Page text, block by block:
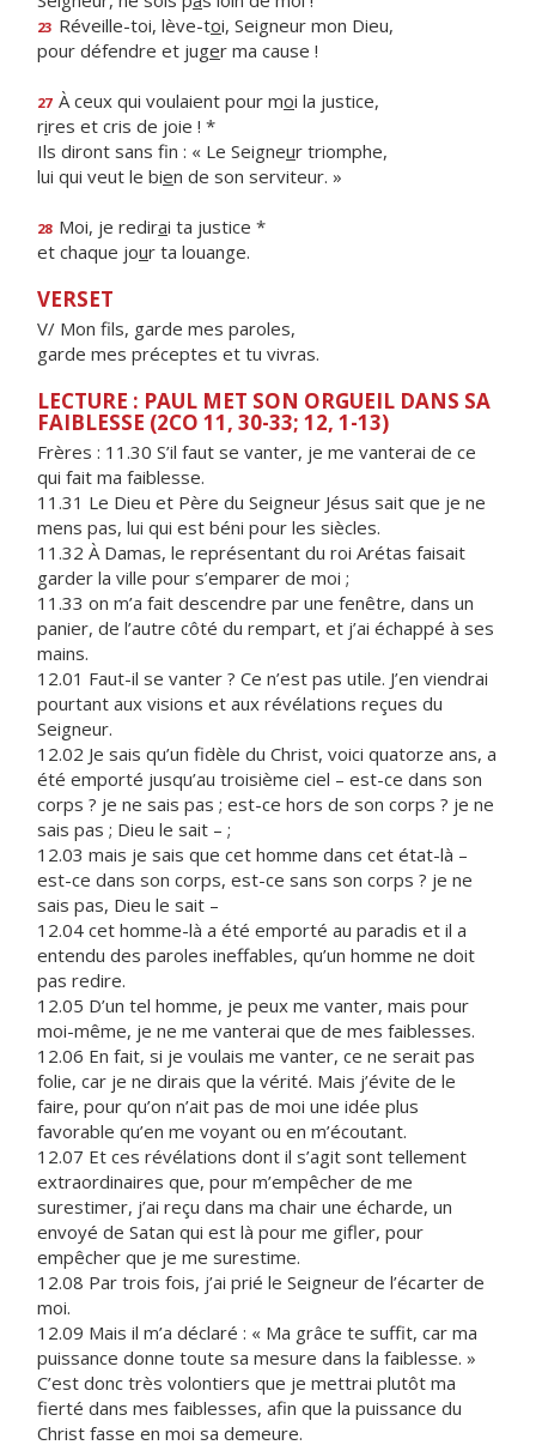
23 Réveille-toi, lève-toi, Seigneur mon Dieu,
pour défendre et juger ma cause !
27 À ceux qui voulaient pour moi la justice,
rires et cris de joie ! *
Ils diront sans fin : « Le Seigneur triomphe,
lui qui veut le bien de son serviteur. »
28 Moi, je redirai ta justice *
et chaque jour ta louange.
VERSET
V/ Mon fils, garde mes paroles,
garde mes préceptes et tu vivras.
LECTURE : PAUL MET SON ORGUEIL DANS SA
FAIBLESSE (2CO 11, 30-33; 12, 1-13)
Frères : 11.30 S’il faut se vanter, je me vanterai de ce
qui fait ma faiblesse.
11.31 Le Dieu et Père du Seigneur Jésus sait que je ne
mens pas, lui qui est béni pour les siècles.
11.32 À Damas, le représentant du roi Arétas faisait
garder la ville pour s’emparer de moi ;
11.33 on m’a fait descendre par une fenêtre, dans un
panier, de l’autre côté du rempart, et j’ai échappé à ses
mains.
12.01 Faut-il se vanter ? Ce n’est pas utile. J’en viendrai
pourtant aux visions et aux révélations reçues du
Seigneur.
12.02 Je sais qu’un fidèle du Christ, voici quatorze ans, a
été emporté jusqu’au troisième ciel – est-ce dans son
corps ? je ne sais pas ; est-ce hors de son corps ? je ne
sais pas ; Dieu le sait – ;
12.03 mais je sais que cet homme dans cet état-là –
est-ce dans son corps, est-ce sans son corps ? je ne
sais pas, Dieu le sait –
12.04 cet homme-là a été emporté au paradis et il a
entendu des paroles ineffables, qu’un homme ne doit
pas redire.
12.05 D’un tel homme, je peux me vanter, mais pour
moi-même, je ne me vanterai que de mes faiblesses.
12.06 En fait, si je voulais me vanter, ce ne serait pas
folie, car je ne dirais que la vérité. Mais j’évite de le
faire, pour qu’on n’ait pas de moi une idée plus
favorable qu’en me voyant ou en m’écoutant.
12.07 Et ces révélations dont il s’agit sont tellement
extraordinaires que, pour m’empêcher de me
surestimer, j’ai reçu dans ma chair une écharde, un
envoyé de Satan qui est là pour me gifler, pour
empêcher que je me surestime.
12.08 Par trois fois, j’ai prié le Seigneur de l’écarter de
moi.
12.09 Mais il m’a déclaré : « Ma grâce te suffit, car ma
puissance donne toute sa mesure dans la faiblesse. »
C’est donc très volontiers que je mettrai plutôt ma
fierté dans mes faiblesses, afin que la puissance du
Christ fasse en moi sa demeure.